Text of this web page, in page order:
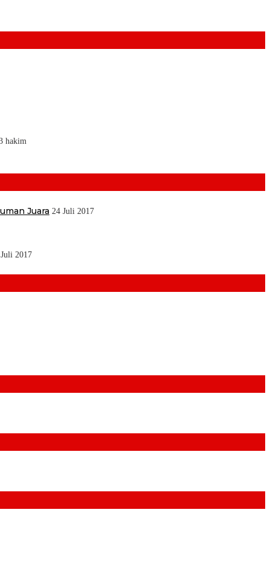
hakim
Juara 24 Juli 2017
2017